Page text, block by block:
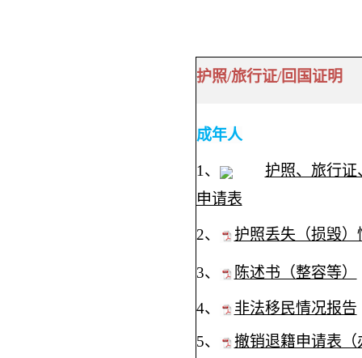
护照/旅行证/回国证明
成年人
1、
护照、旅行证
申请表
2、 护照丢失（损毁）
3、 陈述书（整容等）
4、
非法移民情况报告
5、
撤销退籍申请表（